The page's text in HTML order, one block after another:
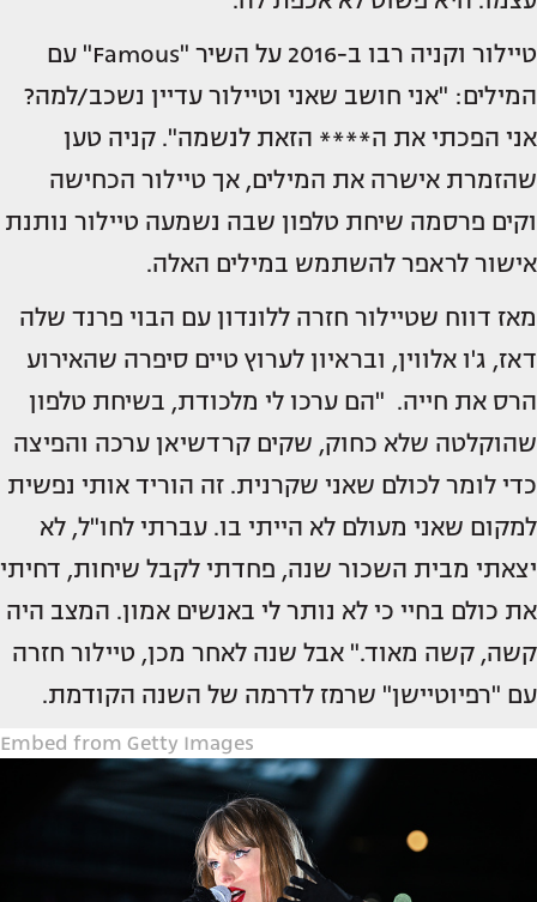
טיילור וקניה רבו ב-2016 על השיר "Famous" עם
המילים: "אני חושב שאני וטיילור עדיין נשכב/למה?
אני הפכתי את ה**** הזאת לנשמה". קניה טען
שהזמרת אישרה את המילים, אך טיילור הכחישה
וקים פרסמה שיחת טלפון שבה נשמעה טיילור נותנת
אישור לראפר להשתמש במילים האלה.
מאז דווח שטיילור חזרה ללונדון עם הבוי פרנד שלה
דאז, ג'ו אלווין, ובראיון לערוץ טיים סיפרה שהאירוע
הרס את חייה. "הם ערכו לי מלכודת, בשיחת טלפון
שהוקלטה שלא כחוק, שקים קרדשיאן ערכה והפיצה
כדי לומר לכולם שאני שקרנית. זה הוריד אותי נפשית
למקום שאני מעולם לא הייתי בו. עברתי לחו"ל, לא
יצאתי מבית השכור שנה, פחדתי לקבל שיחות, דחיתי
את כולם בחיי כי לא נותר לי באנשים אמון. המצב היה
קשה, קשה מאוד." אבל שנה לאחר מכן, טיילור חזרה
עם "רפיוטיישן" שרמז לדרמה של השנה הקודמת.
Embed from Getty Images